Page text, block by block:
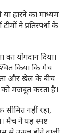
हारने का माध्यम
ने प्रतिस्पर्धा के
योगदान दिया।
किया कि मैच
और खेल के बीच
मजबूत करता है।
नहीं रहा,
मैच ने यह स्पष्ट